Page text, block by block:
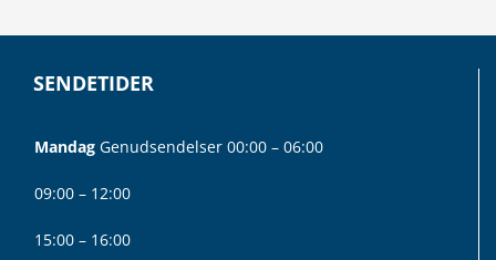
SENDETIDER
Mandag Genudsendelser 00:00 – 06:00
09:00 – 12:00
15:00 – 16:00